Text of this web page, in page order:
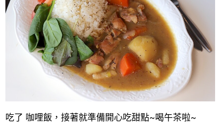
吃了 咖哩飯，接著就準備開心吃甜點~喝午茶啦~